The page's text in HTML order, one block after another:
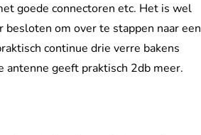
goede connectoren etc. Het is wel
om over te stappen naar een
continue drie verre bakens
antenne geeft praktisch 2db meer.